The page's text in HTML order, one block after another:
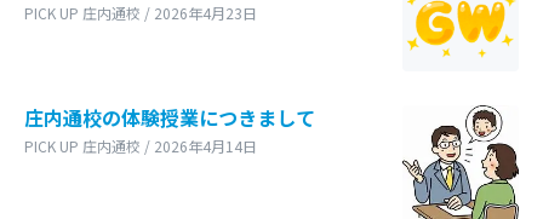
PICK UP 庄内通校 / 2026年4月23日
庄内通校の体験授業につきまして
PICK UP 庄内通校 / 2026年4月14日